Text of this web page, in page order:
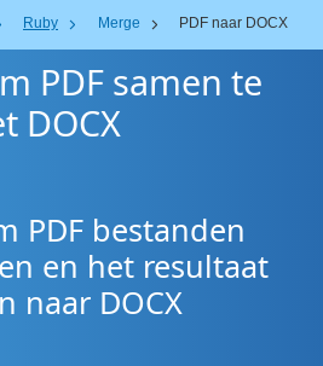
Ruby Merge PDF naar DOCX
PDF samen te
DOCX
PDF bestanden
en het resultaat
naar DOCX